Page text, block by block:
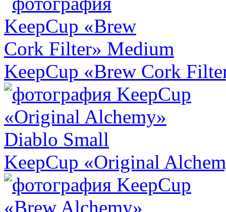
KeepCup «Brew Cork
KeepCup «Original